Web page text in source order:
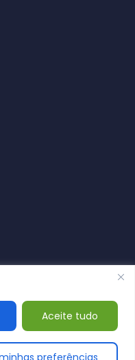
Aceite tudo
preferências